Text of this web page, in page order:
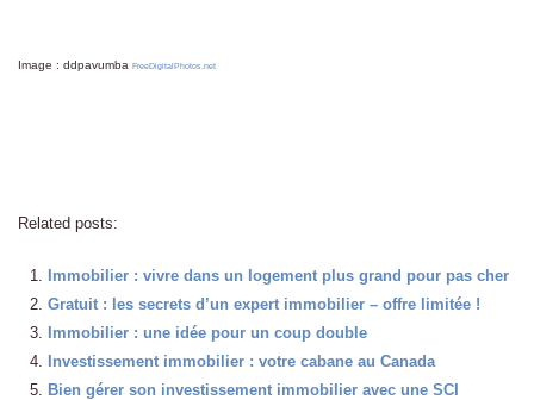
Image : ddpavumba FreeDigitalPhotos.net
Related posts:
Immobilier : vivre dans un logement plus grand pour pas cher
Gratuit : les secrets d’un expert immobilier – offre limitée !
Immobilier : une idée pour un coup double
Investissement immobilier : votre cabane au Canada
Bien gérer son investissement immobilier avec une SCI